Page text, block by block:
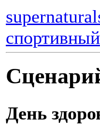
спортивный
День